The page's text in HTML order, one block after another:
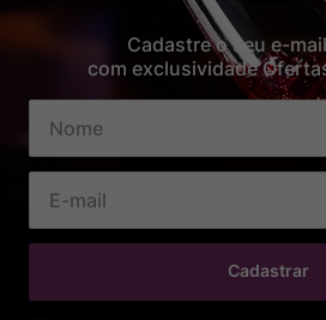
Cadastre o seu e-
com exclusividade
Cadastrar